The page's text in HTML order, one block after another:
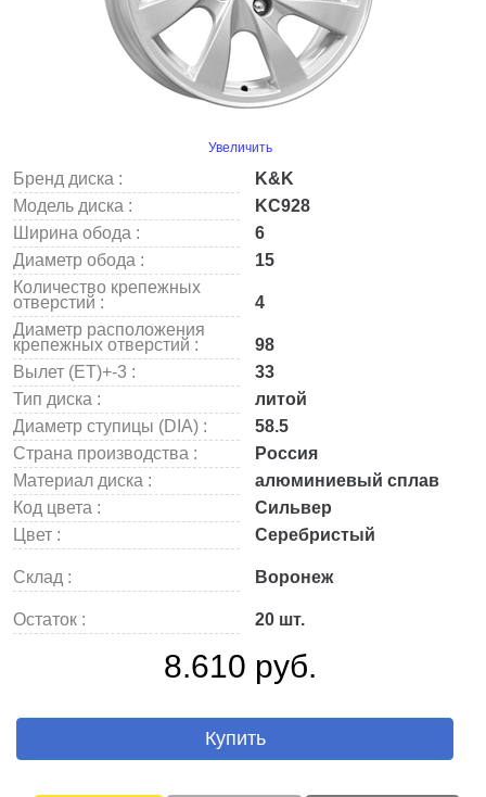
Увеличить
Бренд диска :
K&K
Модель диска :
KC928
Ширина обода :
6
Диаметр обода :
15
Количество крепежных
отверстий :
4
Диаметр расположения
крепежных отверстий :
98
Вылет (ET)+-3 :
33
Тип диска :
литой
Диаметр ступицы (DIA) :
58.5
Страна производства :
Россия
Материал диска :
алюминиевый сплав
Код цвета :
Сильвер
Цвет :
Серебристый
Склад : Воронеж
Остаток : 20 шт.
8.610 руб.
Купить